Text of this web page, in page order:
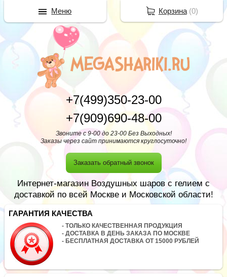
+7(499)350-23-00
+7(909)690-48-00
Звоните с 9-00 до 23-00 Без Выходных!
Заказы через сайт принимаются круглосуточно!
Заказать обратный звонок
Интернет-магазин Воздушных шаров с гелием с
доставкой по всей Москве и Московской области!
ГАРАНТИЯ КАЧЕСТВА
- ТОЛЬКО КАЧЕСТВЕННАЯ ПРОДУКЦИЯ
- ДОСТАВКА В ДЕНЬ ЗАКАЗА ПО МОСКВЕ
- БЕСПЛАТНАЯ ДОСТАВКА ОТ 15000 РУБЛЕЙ
Корзина(0)
Меню